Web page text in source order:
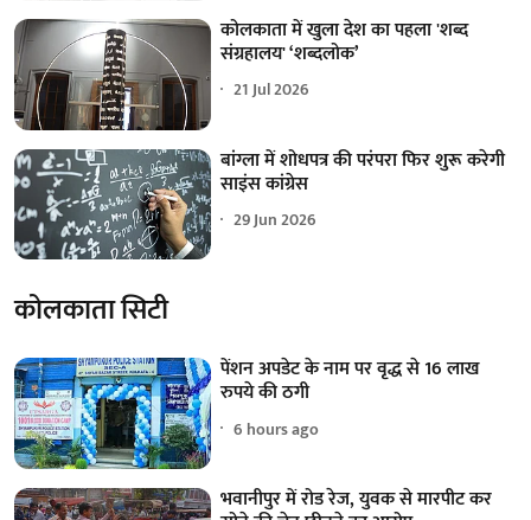
कोलकाता में खुला देश का पहला 'शब्द
संग्रहालय' ‘शब्दलोक’
21 Jul 2026
बांग्ला में शोधपत्र की परंपरा फिर शुरू करेगी
साइंस कांग्रेस
29 Jun 2026
कोलकाता सिटी
पेंशन अपडेट के नाम पर वृद्ध से 16 लाख
रुपये की ठगी
6 hours ago
भवानीपुर में रोड रेज, युवक से मारपीट कर